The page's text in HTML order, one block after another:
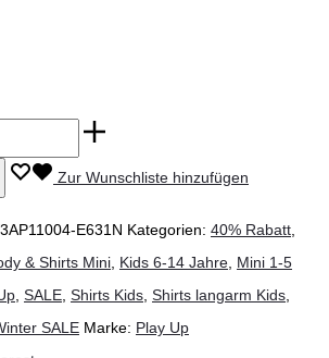
Zur Wunschliste hinzufügen
E631N Kategorien: 40% Rabatt
& Shirts Mini Kids 6-14 Jahre Mini 1-5
SALE Shirts Kids Shirts langarm Kids
SALE Marke: Play Up